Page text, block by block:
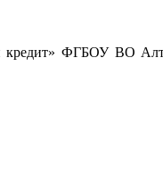
кредит» ФГБОУ ВО